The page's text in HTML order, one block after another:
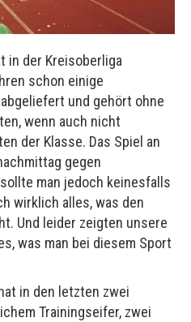
in der Kreisoberliga
schon einige
und gehört ohne
wenn auch nicht
der Klasse. Das Spiel an
gegen
man jedoch keinesfalls
wirklich alles, was den
Und leider zeigten unsere
was man bei diesem Sport
in den letzten zwei
Trainingseifer, zwei